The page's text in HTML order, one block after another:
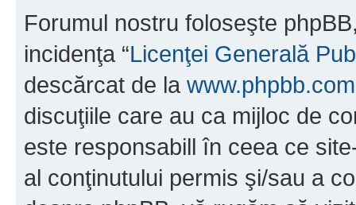
Forumul nostru foloseşte
incidenţa “Licenţei Generală
descărcat de la www.phpbb.com
discuţiile care au ca mijloc de
este responsabill în ceea ce
al conţinutului permis şi/sau a